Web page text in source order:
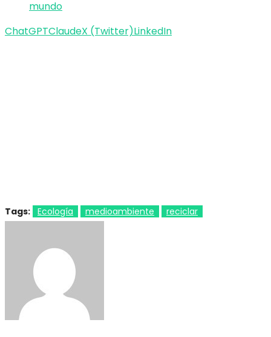
mundo
ChatGPTClaudeX (Twitter)LinkedIn
Tags: Ecología medioambiente reciclar